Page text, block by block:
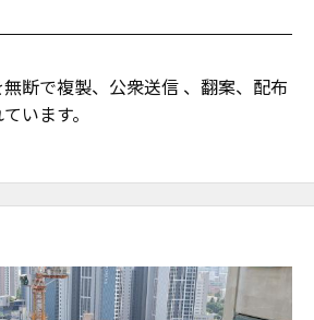
断で複製、公衆送信 、翻案、配布
います。